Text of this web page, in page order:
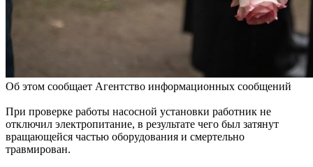
Об этом сообщает Агентство информационных сообщений
При проверке работы насосной установки работник не
отключил электропитание, в результате чего был затянут
вращающейся частью оборудования и смертельно
травмирован.